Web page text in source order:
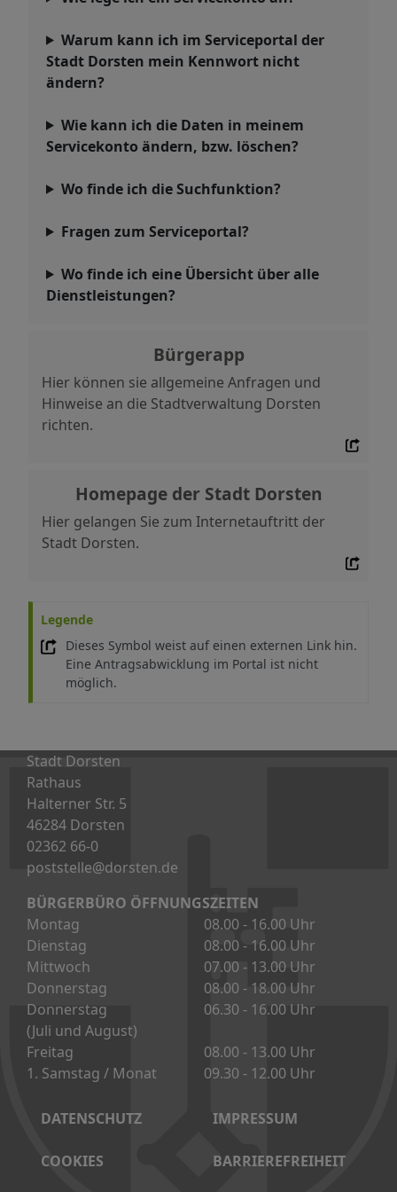
Warum kann ich im Serviceportal der
Stadt Dorsten mein Kennwort nicht
ändern?
Wie kann ich die Daten in meinem
Servicekonto ändern, bzw. löschen?
Wo finde ich die Suchfunktion?
Fragen zum Serviceportal?
Wo finde ich eine Übersicht über alle
Dienstleistungen?
Bürgerapp
Hier können sie allgemeine Anfragen und
Hinweise an die Stadtverwaltung Dorsten
richten.
Homepage der Stadt Dorsten
Hier gelangen Sie zum Internetauftritt der
Stadt Dorsten.
Legende
Dieses Symbol weist auf einen externen Link hin.
Eine Antragsabwicklung im Portal ist nicht
möglich.
IMPRESSUM
DATENSCHUTZ
BARRIEREFREIHEIT
COOKIES